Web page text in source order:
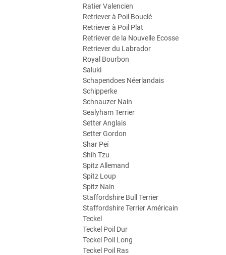
Ratier Valencien
Retriever à Poil Bouclé
Retriever à Poil Plat
Retriever de la Nouvelle Ecosse
Retriever du Labrador
Royal Bourbon
Saluki
Schapendoes Néerlandais
Schipperke
Schnauzer Nain
Sealyham Terrier
Setter Anglais
Setter Gordon
Shar Peï
Shih Tzu
Spitz Allemand
Spitz Loup
Spitz Nain
Staffordshire Bull Terrier
Staffordshire Terrier Américain
Teckel
Teckel Poil Dur
Teckel Poil Long
Teckel Poil Ras